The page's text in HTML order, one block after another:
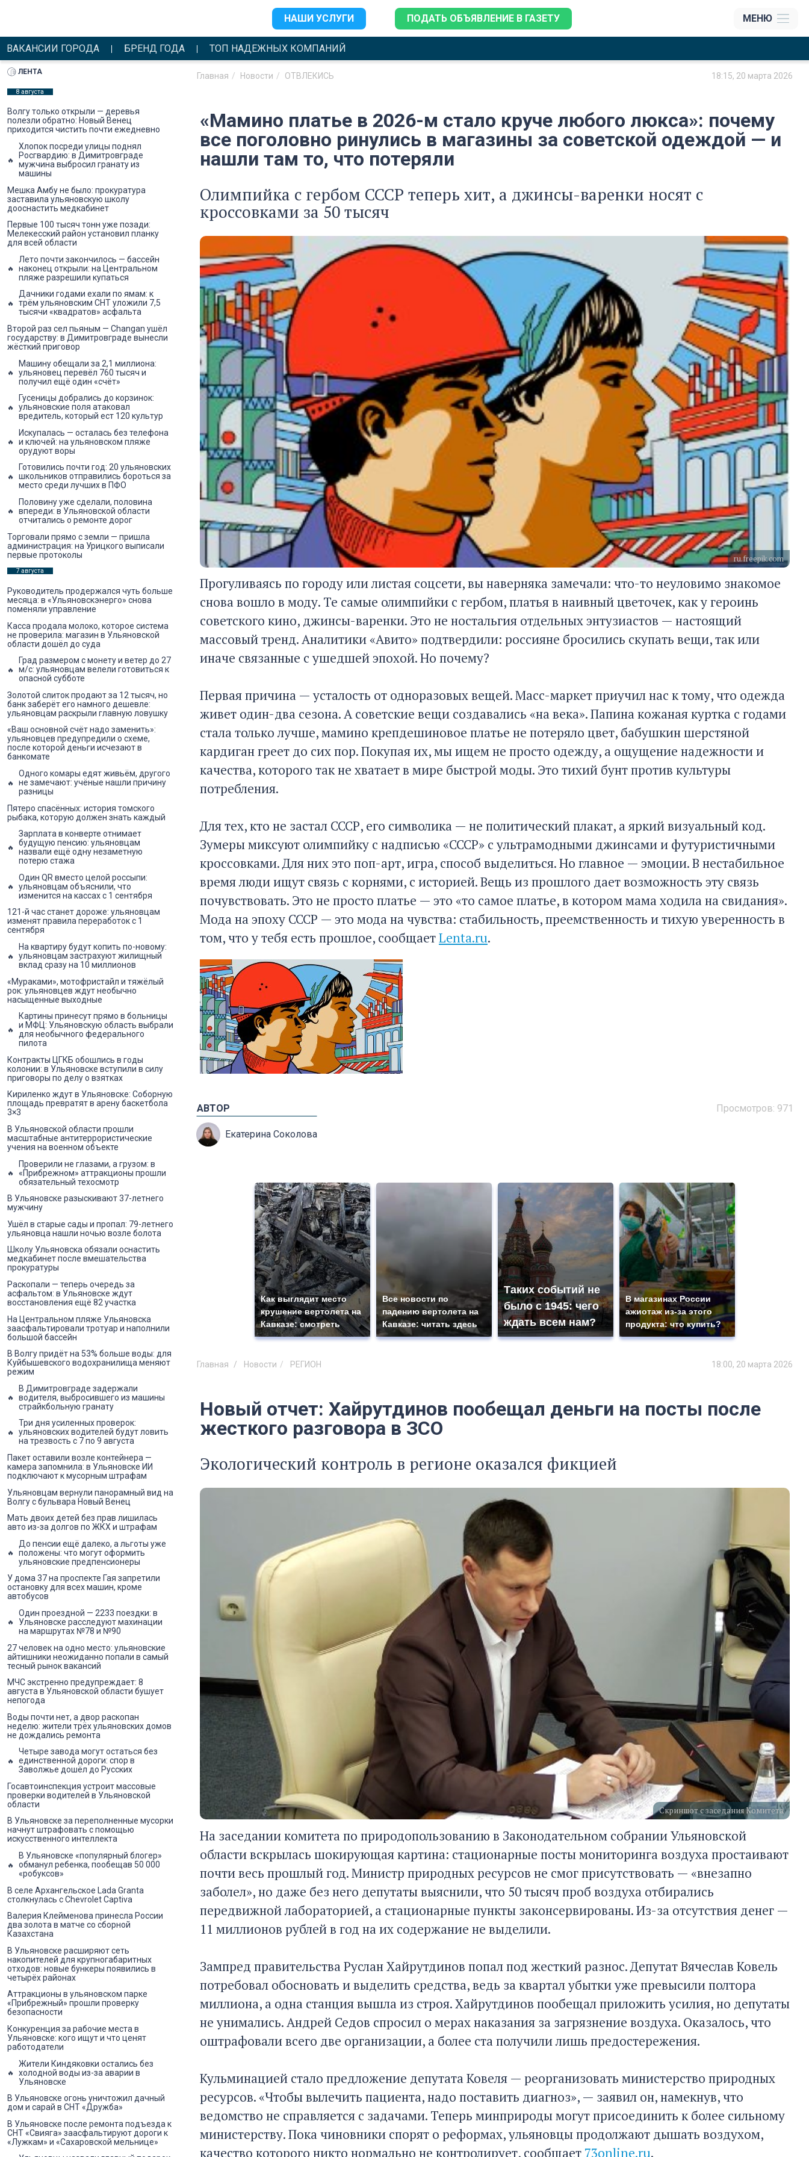
НАШИ УСЛУГИ ПОДАТЬ ОБЪЯВЛЕНИЕ В ГАЗЕТУ МЕНЮ
ВАКАНСИИ ГОРОДА БРЕНД ГОДА ТОП НАДЕЖНЫХ КОМПАНИЙ
Главная Новости ОТВЛЕКИСЬ 18:15, 20 марта 2026
«Мамино платье в 2026-м стало круче любого люкса»: почему
все поголовно ринулись в магазины за советской одеждой — и
нашли там то, что потеряли
Олимпийка с гербом СССР теперь хит, а джинсы-варенки носят с
кроссовками за 50 тысяч
ru.freepik.com
Прогуливаясь по городу или листая соцсети, вы наверняка замечали: что-то неуловимо знакомое
снова вошло в моду. Те самые олимпийки с гербом, платья в наивный цветочек, как у героинь
советского кино, джинсы-варенки. Это не ностальгия отдельных энтузиастов — настоящий
массовый тренд. Аналитики «Авито» подтвердили: россияне бросились скупать вещи, так или
иначе связанные с ушедшей эпохой. Но почему?
Первая причина — усталость от одноразовых вещей. Масс-маркет приучил нас к тому, что одежда
живет один-два сезона. А советские вещи создавались «на века». Папина кожаная куртка с годами
стала только лучше, мамино крепдешиновое платье не потеряло цвет, бабушкин шерстяной
кардиган греет до сих пор. Покупая их, мы ищем не просто одежду, а ощущение надежности и
качества, которого так не хватает в мире быстрой моды. Это тихий бунт против культуры
потребления.
Для тех, кто не застал СССР, его символика — не политический плакат, а яркий визуальный код.
Зумеры миксуют олимпийку с надписью «СССР» с ультрамодными джинсами и футуристичными
кроссовками. Для них это поп-арт, игра, способ выделиться. Но главное — эмоции. В нестабильное
время люди ищут связь с корнями, с историей. Вещь из прошлого дает возможность эту связь
почувствовать. Это не просто платье — это «то самое платье, в котором мама ходила на свидания».
Мода на эпоху СССР — это мода на чувства: стабильность, преемственность и тихую уверенность в
том, что у тебя есть прошлое, сообщаетLenta.ru.
Просмотров: 971
АВТОР
Екатерина Соколова
Как выглядит место
крушение вертолета на
Кавказе: смотреть
Все новости по
падению вертолета на
Кавказе: читать здесь
Таких событий не
было с 1945: чего
ждать всем нам?
В магазинах России
ажиотаж из-за этого
продукта: что купить?
Главная Новости РЕГИОН 18:00, 20 марта 2026
Новый отчет: Хайрутдинов пообещал деньги на посты после
жесткого разговора в ЗСО
Экологический контроль в регионе оказался фикцией
Скриншот с заседания Комитета
На заседании комитета по природопользованию в Законодательном собрании Ульяновской
области вскрылась шокирующая картина: стационарные посты мониторинга воздуха простаивают
почти весь прошлый год. Министр природных ресурсов не смог присутствовать — «внезапно
заболел», но даже без него депутаты выяснили, что 50 тысяч проб воздуха отбирались
передвижной лабораторией, а стационарные пункты законсервированы. Из-за отсутствия денег —
11 миллионов рублей в год на их содержание не выделили.
Зампред правительства Руслан Хайрутдинов попал под жесткий разнос. Депутат Вячеслав Ковель
потребовал обосновать и выделить средства, ведь за квартал убытки уже превысили полтора
миллиона, а одна станция вышла из строя. Хайрутдинов пообещал приложить усилия, но депутаты
не унимались. Андрей Седов спросил о мерах наказания за загрязнение воздуха. Оказалось, что
оштрафовали всего две организации, а более ста получили лишь предостережения.
Кульминацией стало предложение депутата Ковеля — реорганизовать министерство природных
ресурсов. «Чтобы вылечить пациента, надо поставить диагноз», — заявил он, намекнув, что
ведомство не справляется с задачами. Теперь минприроды могут присоединить к более сильному
министерству. Пока чиновники спорят о реформах, ульяновцы продолжают дышать воздухом,
качество которого никто нормально не контролирует, сообщает 73online.ru.
ЛЕНТА
8 августа
Волгу только открыли — деревья
полезли обратно: Новый Венец
приходится чистить почти ежедневно
Хлопок посреди улицы поднял
Росгвардию: в Димитровграде
мужчина выбросил гранату из
машины
Мешка Амбу не было: прокуратура
заставила ульяновскую школу
дооснастить медкабинет
Первые 100 тысяч тонн уже позади:
Мелекесский район установил планку
для всей области
Лето почти закончилось — бассейн
наконец открыли: на Центральном
пляже разрешили купаться
Дачники годами ехали по ямам: к
трём ульяновским СНТ уложили 7,5
тысячи «квадратов» асфальта
Второй раз сел пьяным — Changan ушёл
государству: в Димитровграде вынесли
жёсткий приговор
Машину обещали за 2,1 миллиона:
ульяновец перевёл 760 тысяч и
получил ещё один «счёт»
Гусеницы добрались до корзинок:
ульяновские поля атаковал
вредитель, который ест 120 культур
Искупалась — осталась без телефона
и ключей: на ульяновском пляже
орудуют воры
Готовились почти год: 20 ульяновских
школьников отправились бороться за
место среди лучших в ПФО
Половину уже сделали, половина
впереди: в Ульяновской области
отчитались о ремонте дорог
Торговали прямо с земли — пришла
администрация: на Урицкого выписали
первые протоколы
7 августа
Руководитель продержался чуть больше
месяца: в «Ульяновскэнерго» снова
поменяли управление
Касса продала молоко, которое система
не проверила: магазин в Ульяновской
области дошёл до суда
Град размером с монету и ветер до 27
м/с: ульяновцам велели готовиться к
опасной субботе
Золотой слиток продают за 12 тысяч, но
банк заберёт его намного дешевле:
ульяновцам раскрыли главную ловушку
«Ваш основной счёт надо заменить»:
ульяновцев предупредили о схеме,
после которой деньги исчезают в
банкомате
Одного комары едят живьём, другого
не замечают: учёные нашли причину
разницы
Пятеро спасённых: история томского
рыбака, которую должен знать каждый
Зарплата в конверте отнимает
будущую пенсию: ульяновцам
назвали ещё одну незаметную
потерю стажа
Один QR вместо целой россыпи:
ульяновцам объяснили, что
изменится на кассах с 1 сентября
121-й час станет дороже: ульяновцам
изменят правила переработок с 1
сентября
На квартиру будут копить по-новому:
ульяновцам застрахуют жилищный
вклад сразу на 10 миллионов
«Мураками», мотофристайл и тяжёлый
рок: ульяновцев ждут необычно
насыщенные выходные
Картины принесут прямо в больницы
и МФЦ: Ульяновскую область выбрали
для необычного федерального
пилота
Контракты ЦГКБ обошлись в годы
колонии: в Ульяновске вступили в силу
приговоры по делу о взятках
Кириленко ждут в Ульяновске: Соборную
площадь превратят в арену баскетбола
3×3
В Ульяновской области прошли
масштабные антитеррористические
учения на военном объекте
Проверили не глазами, а грузом: в
«Прибрежном» аттракционы прошли
обязательный техосмотр
В Ульяновске разыскивают 37-летнего
мужчину
Ушёл в старые сады и пропал: 79-летнего
ульяновца нашли ночью возле болота
Школу Ульяновска обязали оснастить
медкабинет после вмешательства
прокуратуры
Раскопали — теперь очередь за
асфальтом: в Ульяновске ждут
восстановления ещё 82 участка
На Центральном пляже Ульяновска
заасфальтировали тротуар и наполнили
большой бассейн
В Волгу придёт на 53% больше воды: для
Куйбышевского водохранилища меняют
режим
В Димитровграде задержали
водителя, выбросившего из машины
страйкбольную гранату
Три дня усиленных проверок:
ульяновских водителей будут ловить
на трезвость с 7 по 9 августа
Пакет оставили возле контейнера —
камера запомнила: в Ульяновске ИИ
подключают к мусорным штрафам
Ульяновцам вернули панорамный вид на
Волгу с бульвара Новый Венец
Мать двоих детей без прав лишилась
авто из-за долгов по ЖКХ и штрафам
До пенсии ещё далеко, а льготы уже
положены: что могут оформить
ульяновские предпенсионеры
У дома 37 на проспекте Гая запретили
остановку для всех машин, кроме
автобусов
Один проездной — 2233 поездки: в
Ульяновске расследуют махинации
на маршрутах №78 и №90
27 человек на одно место: ульяновские
айтишники неожиданно попали в самый
тесный рынок вакансий
МЧС экстренно предупреждает: 8
августа в Ульяновской области бушует
непогода
Воды почти нет, а двор раскопан
неделю: жители трёх ульяновских домов
не дождались ремонта
Четыре завода могут остаться без
единственной дороги: спор в
Заволжье дошёл до Русских
Госавтоинспекция устроит массовые
проверки водителей в Ульяновской
области
В Ульяновске за переполненные мусорки
начнут штрафовать с помощью
искусственного интеллекта
В Ульяновске «популярный блогер»
обманул ребенка, пообещав 50 000
«робуксов»
В селе Архангельское Lada Granta
столкнулась с Chevrolet Captiva
Валерия Клейменова принесла России
два золота в матче со сборной
Казахстана
В Ульяновске расширяют сеть
накопителей для крупногабаритных
отходов: новые бункеры появились в
четырёх районах
Аттракционы в ульяновском парке
«Прибрежный» прошли проверку
безопасности
Конкуренция за рабочие места в
Ульяновске: кого ищут и что ценят
работодатели
Жители Киндяковки остались без
холодной воды из-за аварии в
Ульяновске
В Ульяновске огонь уничтожил дачный
дом и сарай в СНТ «Дружба»
В Ульяновске после ремонта подъезда к
СНТ «Свияга» заасфальтируют дороги к
«Лужкам» и «Сахаровской мельнице»